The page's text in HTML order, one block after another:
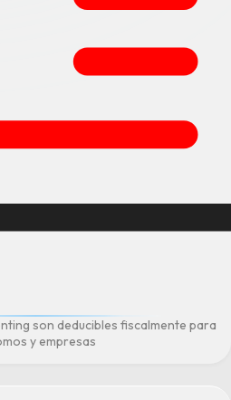
son deducibles fiscalmente para
y empresas